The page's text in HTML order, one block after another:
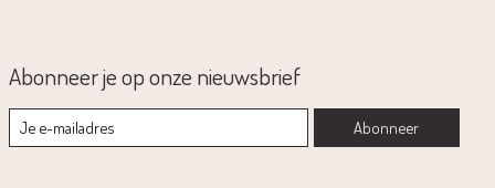
Abonneer je op onze nieuwsbrief
Abonneer